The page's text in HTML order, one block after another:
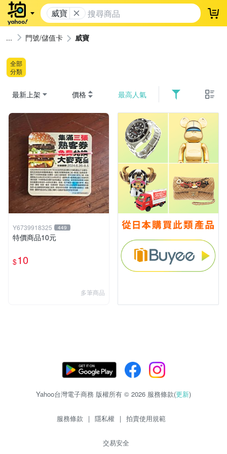
威寶 登
門號/儲值卡 威寶
全部
分類
最新上架 價格 最高人氣
Y6739918325 449
特價商品10元
$10
多筆商品
Yahoo台灣電子商務 版權所有 © 2026 服務條款(更新)
服務條款 | 隱私權 | 拍賣使用規範
交易安全